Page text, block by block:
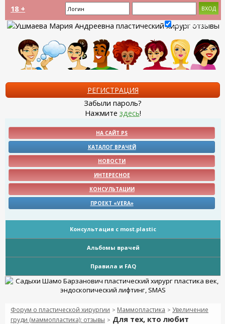
18 +
Запомнить?
РЕГИСТРАЦИЯ
Забыли пароль?
Нажмите здесь!
НА САЙТ PS
КАТАЛОГ ВРАЧЕЙ
НОВОСТИ
ИНТЕРЕСНОЕ
КОНСУЛЬТАЦИИ
ПРОЕКТ «VERA»
Консультация с most.plastic
Альбомы врачей
Правила и FAQ
Форум о пластической хирургии > Маммопластика > Увеличение
груди (маммопластика): отзывы > Для тех, кто любит